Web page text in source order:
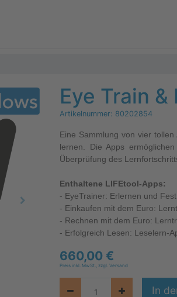
Eye Train
Artikelnummer: 80202854
Eine Sammlung von vier
lernen. Die Apps
Überprüfung des
Enthaltene LIFEtool-Apps:
- EyeTrainer: Erlernen und
- Einkaufen mit dem Euro:
- Rechnen mit dem Euro:
- Erfolgreich Lesen: Leselern-
660,00 €
Preis inkl. MwSt., zzgl. Versand
In